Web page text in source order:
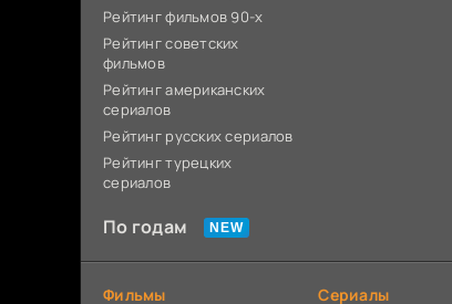
Рейтинг фильмов 90-х
Рейтинг советских
фильмов
Рейтинг американских
сериалов
Рейтинг русских сериалов
Рейтинг турецких
сериалов
По годам
Фильмы Сериалы